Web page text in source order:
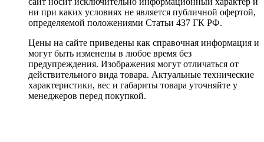
ни при каких условиях не является публичной офертой,
определяемой положениями Статьи 437 ГК РФ.
Цены на сайте приведены как справочная информация и
могут быть изменены в любое время без
предупреждения. Изображения могут отличаться от
действительного вида товара. Актуальные технические
характеристики, вес и габариты товара уточняйте у
менеджеров перед покупкой.